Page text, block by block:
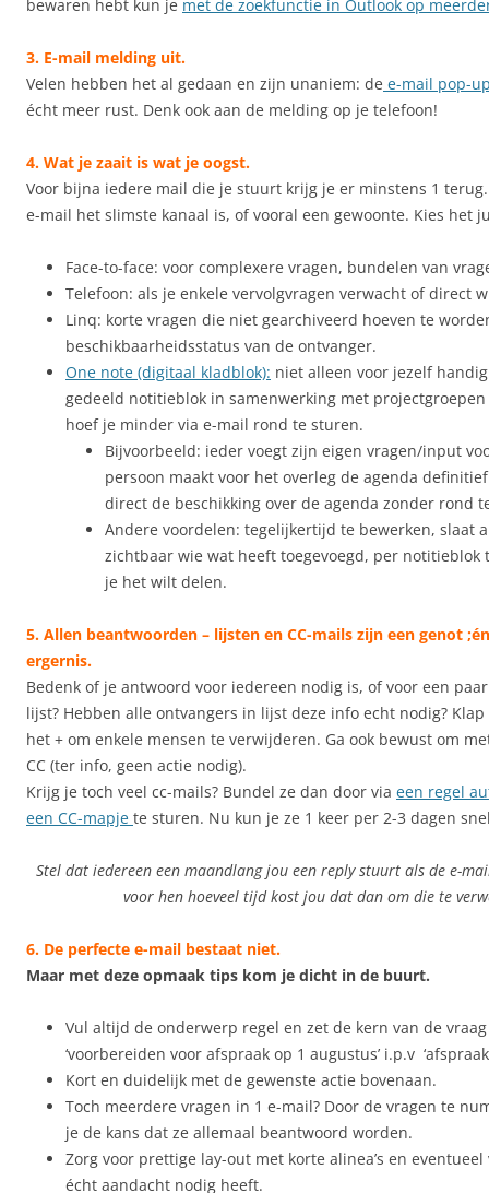
bewaren hebt kun je met de zoekfunctie in Outlook op
3. E-mail melding uit.
Velen hebben het al gedaan en zijn unaniem: de e-mail pop-
écht meer rust. Denk ook aan de melding op je telefoon!
4. Wat je zaait is wat je oogst.
Voor bijna iedere mail die je stuurt krijg je er minstens 1
e-mail het slimste kanaal is, of vooral een gewoonte. Kies het
Face-to-face: voor complexere vragen, bundelen van
Telefoon: als je enkele vervolgvragen verwacht of direct
Linq: korte vragen die niet gearchiveerd hoeven te
beschikbaarheidsstatus van de ontvanger.
One note (digitaal kladblok): niet alleen voor jezelf
gedeeld notitieblok in samenwerking met
hoef je minder via e-mail rond te sturen.
Bijvoorbeeld: ieder voegt zijn eigen vragen/input
persoon maakt voor het overleg de agenda
direct de beschikking over de agenda zonder rond
Andere voordelen: tegelijkertijd te bewerken, slaat
zichtbaar wie wat heeft toegevoegd, per notitieblok
je het wilt delen.
5. Allen beantwoorden – lijsten en CC-mails zijn een genot
ergernis.
Bedenk of je antwoord voor iedereen nodig is, of voor een
lijst? Hebben alle ontvangers in lijst deze info echt nodig?
het + om enkele mensen te verwijderen. Ga ook bewust om
CC (ter info, geen actie nodig).
Krijg je toch veel cc-mails? Bundel ze dan door via een regel
een CC-mapje te sturen. Nu kun je ze 1 keer per 2-3 dagen
Stel dat iedereen een maandlang jou een reply stuurt als de e-
voor hen hoeveel tijd kost jou dat dan om die te
6. De perfecte e-mail bestaat niet.
Maar met deze opmaak tips kom je dicht in de buurt.
Vul altijd de onderwerp regel en zet de kern van de
‘voorbereiden voor afspraak op 1 augustus’ i.p.v
Kort en duidelijk met de gewenste actie bovenaan.
Toch meerdere vragen in 1 e-mail? Door de vragen te
je de kans dat ze allemaal beantwoord worden.
Zorg voor prettige lay-out met korte alinea’s en
écht aandacht nodig heeft.